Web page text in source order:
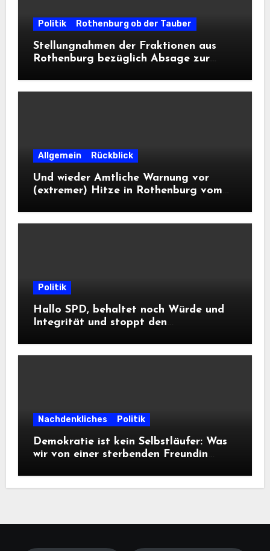
Politik Rothenburg ob der Tauber
Stellungnahmen der Fraktionen aus
Rothenburg bezüglich Absage zur
Allgemein Rückblick
Und wieder Amtliche Warnung vor
(extremer) Hitze in Rothenburg vom
Politik
Hallo SPD, behaltet noch Würde und
Integrität und stoppt den
Informationsfreiheit!
Nachdenkliches Politik
Demokratie ist kein Selbstläufer: Was
wir von einer sterbenden Freundin